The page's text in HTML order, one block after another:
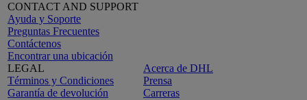
CONTACT AND SUPPORT
Ayuda y Soporte
Preguntas Frecuentes
Contáctenos
Encontrar una ubicación
LEGAL
Términos y Condiciones
Garantía de devolución
Acerca de DHL
Prensa
Carreras